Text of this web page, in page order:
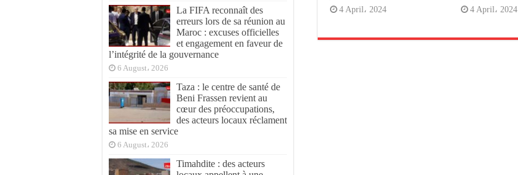
4 April، 2024 4 April، 2024
La FIFA reconnaît des
erreurs lors de sa réunion au
Maroc : excuses officielles
et engagement en faveur de
l’intégrité de la gouvernance
6 August، 2026
Taza : le centre de santé de
Beni Frassen revient au
cœur des préoccupations,
des acteurs locaux réclament
sa mise en service
6 August، 2026
Timahdite : des acteurs